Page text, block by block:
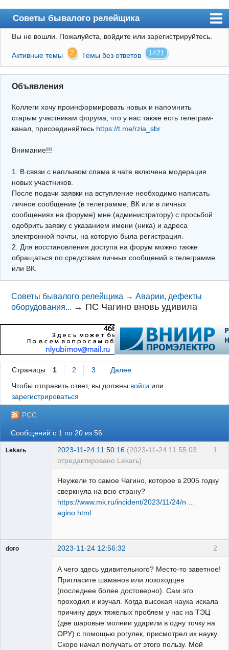
Советы бывалого релейщика
Форум
Правила
Поиск
Регистрация
Архив
Почта
Поиск релейщика
Видео РЗиА
Фотохостинг
Телеграм
Вы не вошли. Пожалуйста, войдите или зарегистрируйтесь.
Активные темы 2 Темы без ответов 1421
Объявления
Коллеги хочу проинформировать новых и напомнить
старым участникам форума, что у нас также есть телеграм-
канал, присоединяйтесь https://t.me/rzia_sbr
Внимание!!!
1. В связи с наплывом спама в чате включена модерация
новых участников.
После подачи заявки на вступление необходимо написать
личное сообщение (в телеграмме, ВК или в личных
сообщениях на форуме) мне (администратору) с просьбой
одобрить заявку с указанием имени (ника) и адреса
электронной почты, на которую была регистрация.
2. Для восстановления доступа на форум можно также
обращаться по средствам личных сообщений в телеграмме
или ВК.
Советы бывалого релейщика →Аварии, дефекты
оборудования... → ПС Чагино вновь удивила
Страницы 1 2 3
Далее
Чтобы отправить ответ, вы должны войти или
зарегистрироваться
РСС
Сообщений с 1 по 20 из 56
1
Lekarь 2023-11-24 11:50:16 (2023-11-24 11:55:03
отредактировано Lekarь)
Неужели то самое Чагино, которое в 2005 годку
сверкнула на всю страну?
https://www.mk.ru/incident/2023/11/24/n …
agino.html
2
doro 2023-11-24 12:56:32
А чего здесь удивительного? Место-то заветное!
Пригласите шаманов или лозоходцев
(последнее более достоверно). Сам это
проходил и изучал. Когда высокая наука искала
причину двух тяжелых проблем у нас на ТЭЦ
(две шаровые молнии ударили в одну точку на
ОРУ) с помощью рогулек, присмотрел их науку.
Скоро начал получать от этого пользу. Мой